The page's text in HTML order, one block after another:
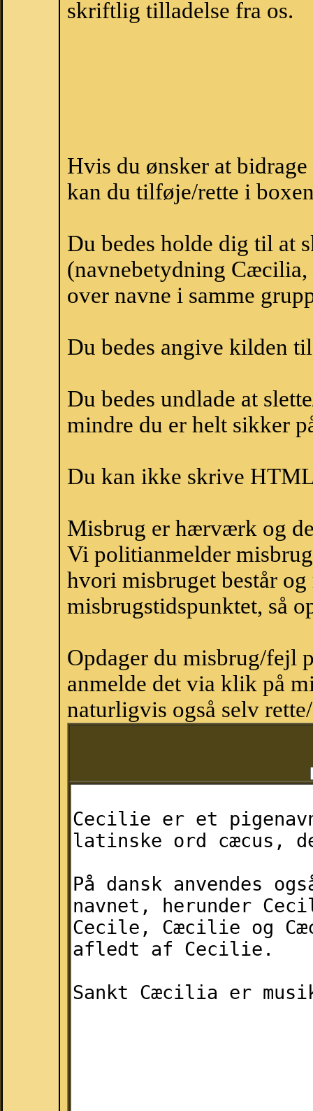
skriftlig tilladelse fra os.
Hvis du ønsker at
kan du tilføje/rette i
Du bedes holde dig til at
(navnebetydning
over navne i samme
Du bedes angive kilden
Du bedes undlade at
mindre du er helt sikker
Du kan ikke skrive
Misbrug er hærværk og
Vi politianmelder
hvori misbruget består
misbrugstidspunktet, så
Opdager du misbrug/fejl
anmelde det via klik på
naturligvis også selv